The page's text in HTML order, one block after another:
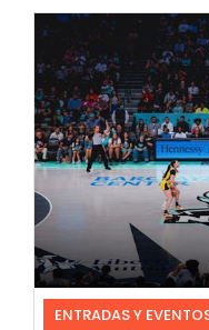
ENTRADAS Y